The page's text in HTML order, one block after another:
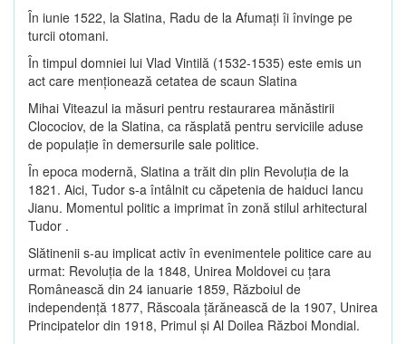
În iunie 1522, la Slatina, Radu de la Afumaţi îi învinge pe
turcii otomani.
În timpul domniei lui Vlad Vintilă (1532-1535) este emis un
act care menţionează cetatea de scaun Slatina
Mihai Viteazul ia măsuri pentru restaurarea mănăstirii
Clocociov, de la Slatina, ca răsplată pentru serviciile aduse
de populaţie în demersurile sale politice.
În epoca modernă, Slatina a trăit din plin Revoluţia de la
1821. Aici, Tudor s-a întâlnit cu căpetenia de haiduci Iancu
Jianu. Momentul politic a imprimat în zonă stilul arhitectural
Tudor .
Slătinenii s-au implicat activ în evenimentele politice care au
urmat: Revoluţia de la 1848, Unirea Moldovei cu ţara
Românească din 24 ianuarie 1859, Războiul de
independenţă 1877, Răscoala ţărănească de la 1907, Unirea
Principatelor din 1918, Primul şi Al Doilea Război Mondial.